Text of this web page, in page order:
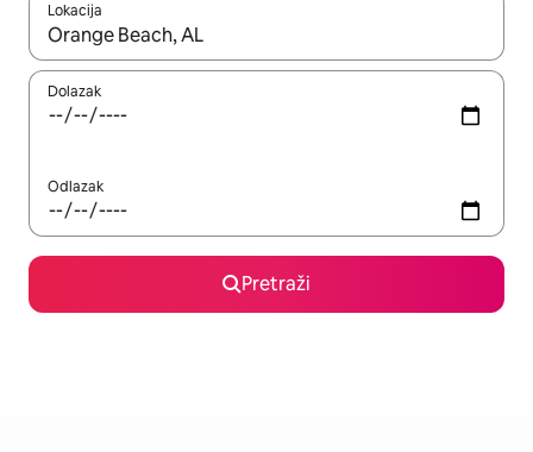
Lokacija
Kada budu dostupni rezultati, moći ćete ih pregledati
Dolazak
Odlazak
Pretraži